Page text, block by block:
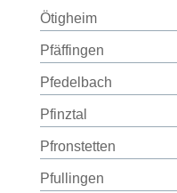
Ötigheim
Pfäffingen
Pfedelbach
Pfinztal
Pfronstetten
Pfullingen